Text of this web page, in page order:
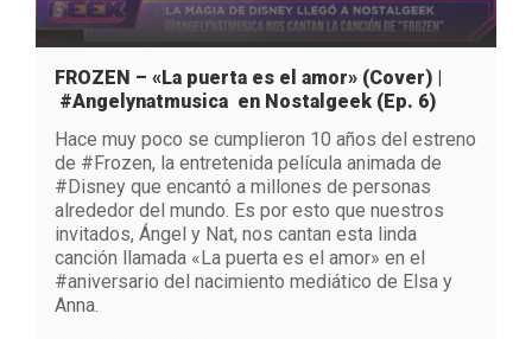
FROZEN – «La puerta es el amor» (Cover) |
#Angelynatmusica en Nostalgeek (Ep. 6)
Hace muy poco se cumplieron 10 años del estreno
de #Frozen, la entretenida película animada de
#Disney que encantó a millones de personas
alrededor del mundo. Es por esto que nuestros
invitados, Ángel y Nat, nos cantan esta linda
canción llamada «La puerta es el amor» en el
#aniversario del nacimiento mediático de Elsa y
Anna.